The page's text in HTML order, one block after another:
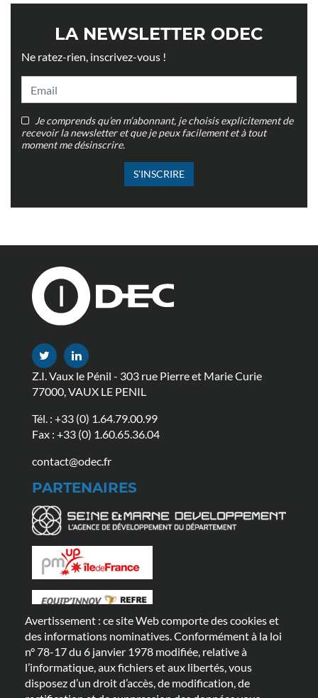
LA NEWSLETTER ODEC
Ne ratez-rien, inscrivez-vous !
Je comprends qu’en m’abonnant, je choisis explicitement de
recevoir la newsletter et que je peux facilement et à tout
moment me désinscrire.
S'INSCRIRE
Z.I. Vaux le Pénil - 303 rue Pierre et Marie Curie
77000, VAUX LE PENIL
Tél. : +33 (0) 1.64.79.00.99
Fax : +33 (0) 1.60.65.36.04
contact@odec.fr
PARTENAIRES
LIENS UTILES
FAQ ACTUALITÉS GAMMES
Avertissement : ce site Web comporte des cookies et
des informations nominatives. Conformément à la loi
n° 78-17 du 6 janvier 1978 modifiée, relative à
l’informatique, aux fichiers et aux libertés, vous
disposez d’un droit d’accès, de modification, de